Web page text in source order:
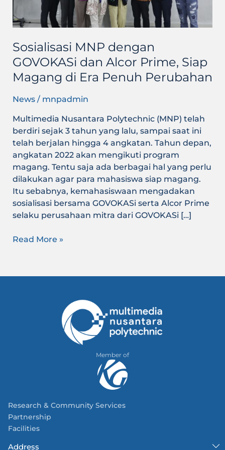
Sosialisasi MNP dengan
GOVOKASi dan Alcor Prime, Siap
Magang di Era Penuh Perubahan
News/ mnpadmin
Multimedia Nusantara Polytechnic (MNP) telah
berdiri sejak 3 tahun yang lalu, sampai saat ini
telah berjalan hingga 4 angkatan. Tahun depan,
angkatan 2022 akan mengikuti program
magang. Tentu saja ada berbagai hal yang perlu
dilakukan agar para mahasiswa siap magang.
Itu sebabnya, kemahasiswaan mengadakan
sosialisasi bersama GOVOKASi serta Alcor Prime
selaku perusahaan mitra dari GOVOKASi […]
Magang
di
Era
Penuh
Perubahan
Read More »
Member of
Research & Community Services
Partnership
Facilities
Address